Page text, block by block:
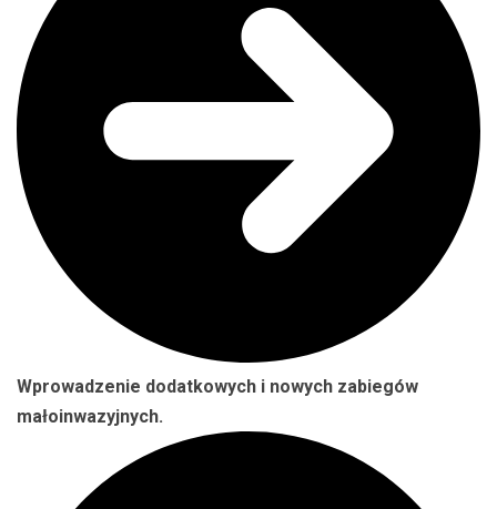
Wprowadzenie dodatkowych i nowych zabiegów
małoinwazyjnych.